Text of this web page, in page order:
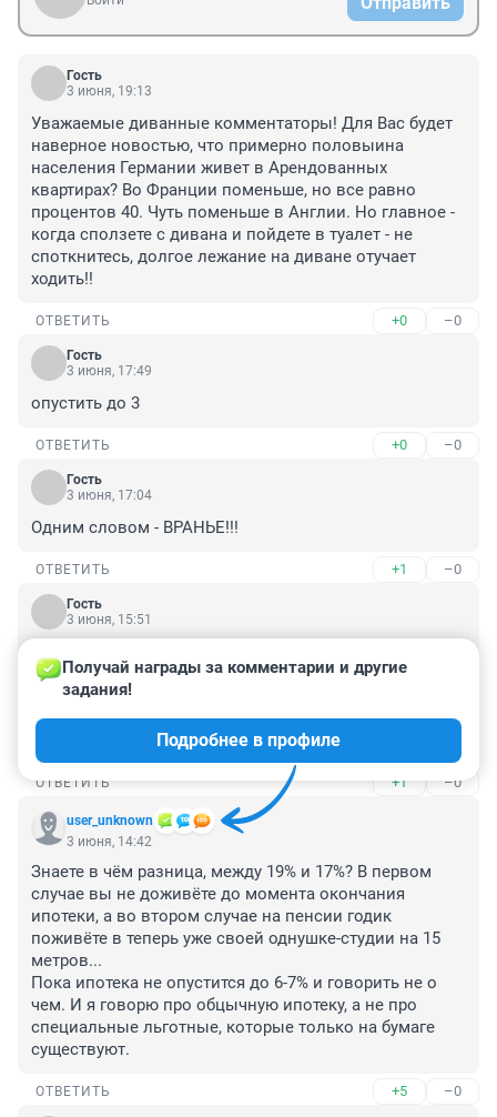
Гость
3 июня, 19:13
Уважаемые диванные комментаторы! Для Вас будет
наверное новостью, что примерно половыина
населения Германии живет в Арендованных
квартирах? Во Франции поменьше, но все равно
процентов 40. Чуть поменьше в Англии. Но главное -
когда сползете с дивана и пойдете в туалет - не
споткнитесь, долгое лежание на диване отучает
ходить!!
ОТВЕТИТЬ +0 –0
Гость
3 июня, 17:49
опустить до 3
ОТВЕТИТЬ +0 –0
Гость
3 июня, 17:04
Одним словом - ВРАНЬЕ!!!
ОТВЕТИТЬ +1 –0
Гость
3 июня, 15:51
ипотеку свою делать, если льготная семейная есть?
Вы думаете банк под 6% льготку просто так выдает?
Банк выдает по рынку ипотечный кредит, а разницу
со льготной ставкой субсидирует государство.
ОТВЕТИТЬ +1 –0
user_unknown
Получай награды за комментарии и другие
задания!
Подробнее в профиле
3 июня, 14:42
Знаете в чём разница, между 19% и 17%? В первом
случае вы не доживёте до момента окончания
ипотеки, а во втором случае на пенсии годик
поживёте в теперь уже своей однушке-студии на 15
метров...
Пока ипотека не опустится до 6-7% и говорить не о
чем. И я говорю про обцычную ипотеку, а не про
специальные льготные, которые только на бумаге
существуют.
ОТВЕТИТЬ +5 –0